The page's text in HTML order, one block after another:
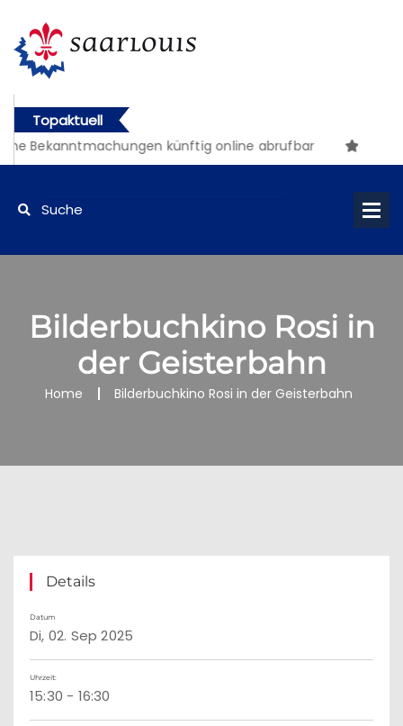
Topaktuell
Bekanntmachungen künftig online abrufbar
Bilderbuchkino Rosi in
der Geisterbahn
Home Bilderbuchkino Rosi in der Geisterbahn
Details
Datum
Di, 02. Sep 2025
Uhrzeit:
15:30 - 16:30